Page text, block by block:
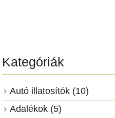
Kategóriák
Autó illatosítók (10)
Adalékok (5)